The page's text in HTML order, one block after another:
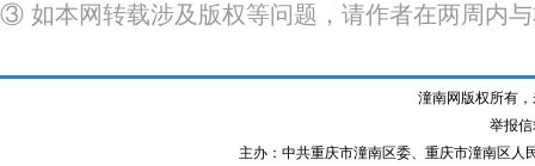
③ 如本网转载涉及版权等问题，请作者在两周内
潼南网版权所有
举报
主办：中共重庆市潼南区委、重庆市潼南区